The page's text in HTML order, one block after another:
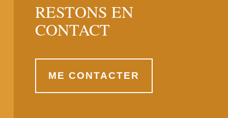
RESTONS EN
CONTACT
ME CONTACTER